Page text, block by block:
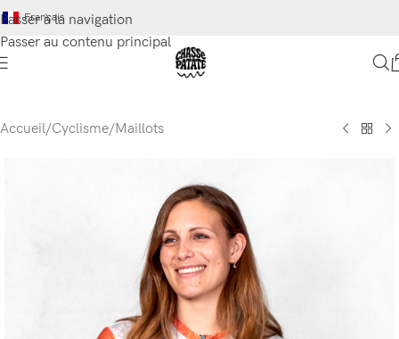
Passer à la navigation
Passer au contenu principal
Français
Accueil/Cyclisme/Maillots